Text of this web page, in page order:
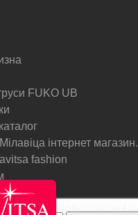
FUKO UB
інтернет магазин.
fashion
інтернет магазину
© Milavitsa.